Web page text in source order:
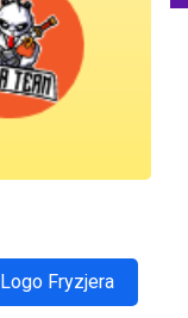
Logo Fryzjera